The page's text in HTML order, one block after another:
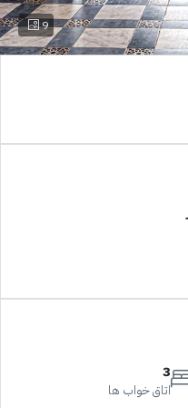
9
3
اتاق خواب ها